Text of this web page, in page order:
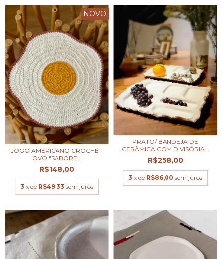
NOVO
JOGO AMERICANO CROCHÊ -
OVO "SABORE...
R$148,00
3 x de R$49,33 sem juros
PRATO/ BANDEJA DE
CERÂMICA COM DIVISÓRIA...
R$258,00
3 x de R$86,00 sem juros